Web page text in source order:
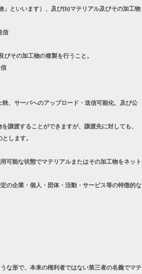
といいます）、及び(b)マテリアル及びその加工物
信
その加工物の複製を行うこと。
、サーバへのアップロード・送信可能化、及び公
渡することができますが、譲渡先に対しても、
します。
能な状態でマテリアルまたはその加工物をネット
の企業・個人・団体・活動・サービス等の特徴的な
な形で、本来の権利者ではない第三者の名義でマテ